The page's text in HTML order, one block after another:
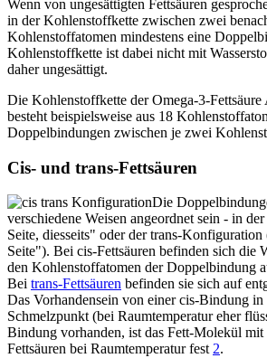
Wenn von ungesättigten Fettsäuren
in der Kohlenstoffkette zwischen zwei
Kohlenstoffatomen mindestens eine
Kohlenstoffkette ist dabei nicht mit
daher ungesättigt.
Die Kohlenstoffkette der Omega-3-
besteht beispielsweise aus 18
Doppelbindungen zwischen je zwei
Cis- und trans-Fettsäuren
Die
verschiedene Weisen angeordnet sein - in
Seite, diesseits" oder der trans-
Seite"). Bei cis-Fettsäuren befinden sich die
den Kohlenstoffatomen der Doppelbindung
Bei trans-Fettsäuren befinden sie sich auf
Das Vorhandensein von einer cis-Bindung in
Schmelzpunkt (bei Raumtemperatur eher
Bindung vorhanden, ist das Fett-Molekül mit
Fettsäuren bei Raumtemperatur fest 2.